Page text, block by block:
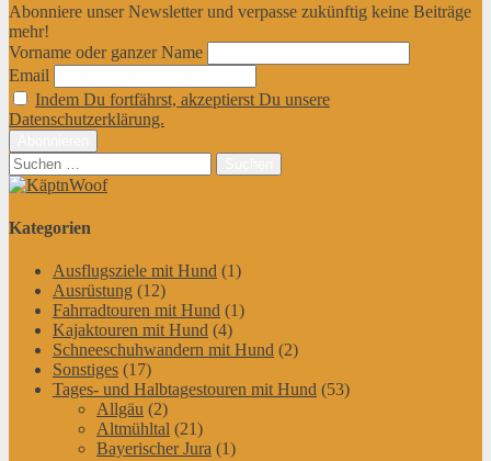
Abonniere unser Newsletter und verpasse zukünftig keine Beiträge
mehr!
Vorname oder ganzer Name
Email
Indem Du fortfährst, akzeptierst Du unsere
Datenschutzerklärung.
Suchen
nach:
Kategorien
Ausflugsziele mit Hund (1)
Ausrüstung (12)
Fahrradtouren mit Hund (1)
Kajaktouren mit Hund (4)
Schneeschuhwandern mit Hund (2)
Sonstiges (17)
Tages- und Halbtagestouren mit Hund (53)
Allgäu (2)
Altmühltal (21)
Bayerischer Jura (1)